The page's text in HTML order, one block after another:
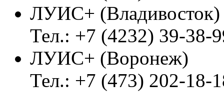
ЛУИС+
Тел.: +7 (4232) 39-38-
ЛУИС+ (Воронеж)
Тел.: +7 (473) 202-18-